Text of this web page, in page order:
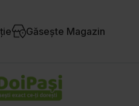
Găsește Magazin